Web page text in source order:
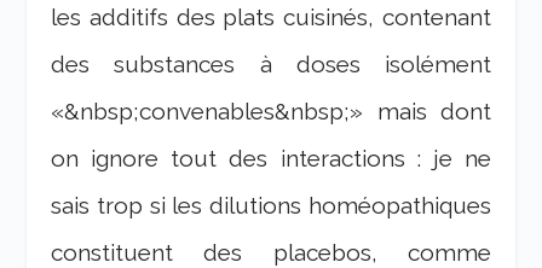
les additifs des plats cuisinés, contenant
des substances à doses isolément
«&nbsp;convenables&nbsp;» mais dont
on ignore tout des interactions : je ne
sais trop si les dilutions homéopathiques
constituent des placebos, comme